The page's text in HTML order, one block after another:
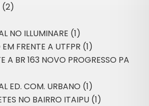
(2)
NO ILLUMINARE (1)
FRENTE A UTFPR (1)
A BR 163 NOVO PROGRESSO PA
ED. COM. URBANO (1)
NO BAIRRO ITAIPU (1)